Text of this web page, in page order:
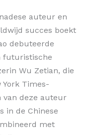
auteur en
succes boekt
debuteerde
futuristische
Wu Zetian, die
Times-
van deze auteur
in de Chinese
met